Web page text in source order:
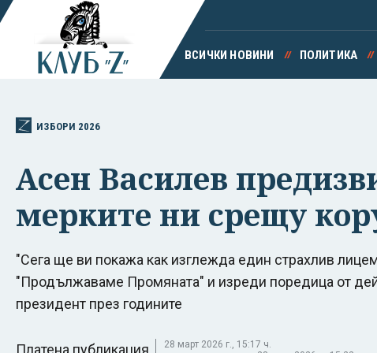
ВСИЧКИ НОВИНИ ПОЛИТИКА
ИЗБОРИ 2026
Асен Василев
мерките ни срещу
"Сега ще ви покажа как изглежда един страхлив
"Продължаваме Промяната" и изреди поредица от
президент през годините
Платена публикация
28 март 2026 г., 15:17 ч.